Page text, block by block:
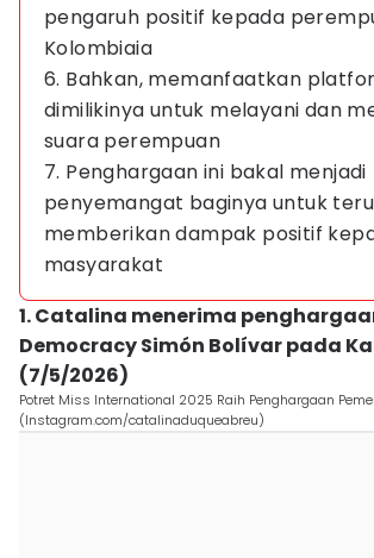
pengaruh positif kepada
Kolombiaia
6. Bahkan, memanfaatkan
dimilikinya untuk melayani dan
suara perempuan
7. Penghargaan ini bakal menjadi
penyemangat baginya untuk
memberikan dampak positif
masyarakat
1. Catalina menerima
Democracy Simón Bolívar pada
(7/5/2026)
Potret Miss International 2025 Raih Penghargaan
(Instagram.com/catalinaduqueabreu)